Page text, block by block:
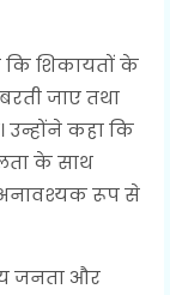
कि शिकायतों के
जाए तथा
उन्होंने कहा कि
के साथ
अनावश्यक रूप से
जनता और